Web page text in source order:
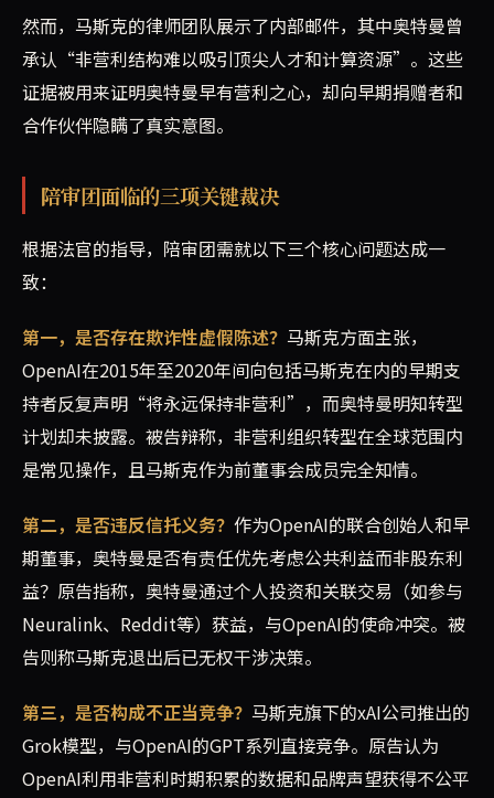
然而，马斯克的律师团队展示了内部邮件，其中奥特曼曾
承认“非营利结构难以吸引顶尖人才和计算资源”。这些
证据被用来证明奥特曼早有营利之心，却向早期捐赠者和
合作伙伴隐瞒了真实意图。
陪审团面临的三项关键裁决
根据法官的指导，陪审团需就以下三个核心问题达成一
致：
第一，是否存在欺诈性虚假陈述？ 马斯克方面主张，
OpenAI在2015年至2020年间向包括马斯克在内的早期支
持者反复声明“将永远保持非营利”，而奥特曼明知转型
计划却未披露。被告辩称，非营利组织转型在全球范围内
是常见操作，且马斯克作为前董事会成员完全知情。
第二，是否违反信托义务？ 作为OpenAI的联合创始人和早
期董事，奥特曼是否有责任优先考虑公共利益而非股东利
益？原告指称，奥特曼通过个人投资和关联交易（如参与
Neuralink、Reddit等）获益，与OpenAI的使命冲突。被
告则称马斯克退出后已无权干涉决策。
第三，是否构成不正当竞争？ 马斯克旗下的xAI公司推出的
Grok模型，与OpenAI的GPT系列直接竞争。原告认为
OpenAI利用非营利时期积累的数据和品牌声望获得不公平